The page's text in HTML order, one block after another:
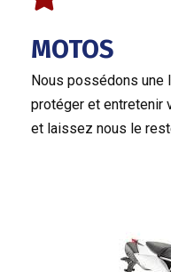
MOTOS
Nous possédons une
protéger et entretenir
et laissez nous le